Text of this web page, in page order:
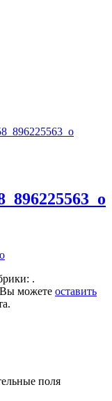
.
Вы можете оставить
поля